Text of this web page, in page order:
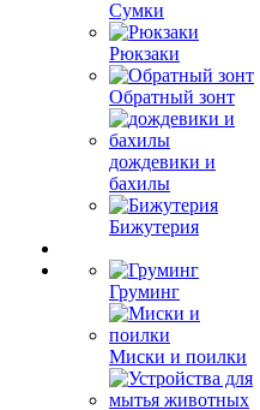
Сумки
Рюкзаки
Обратный зонт
дождевики и
бахилы
Бижутерия
Груминг
Миски и поилки